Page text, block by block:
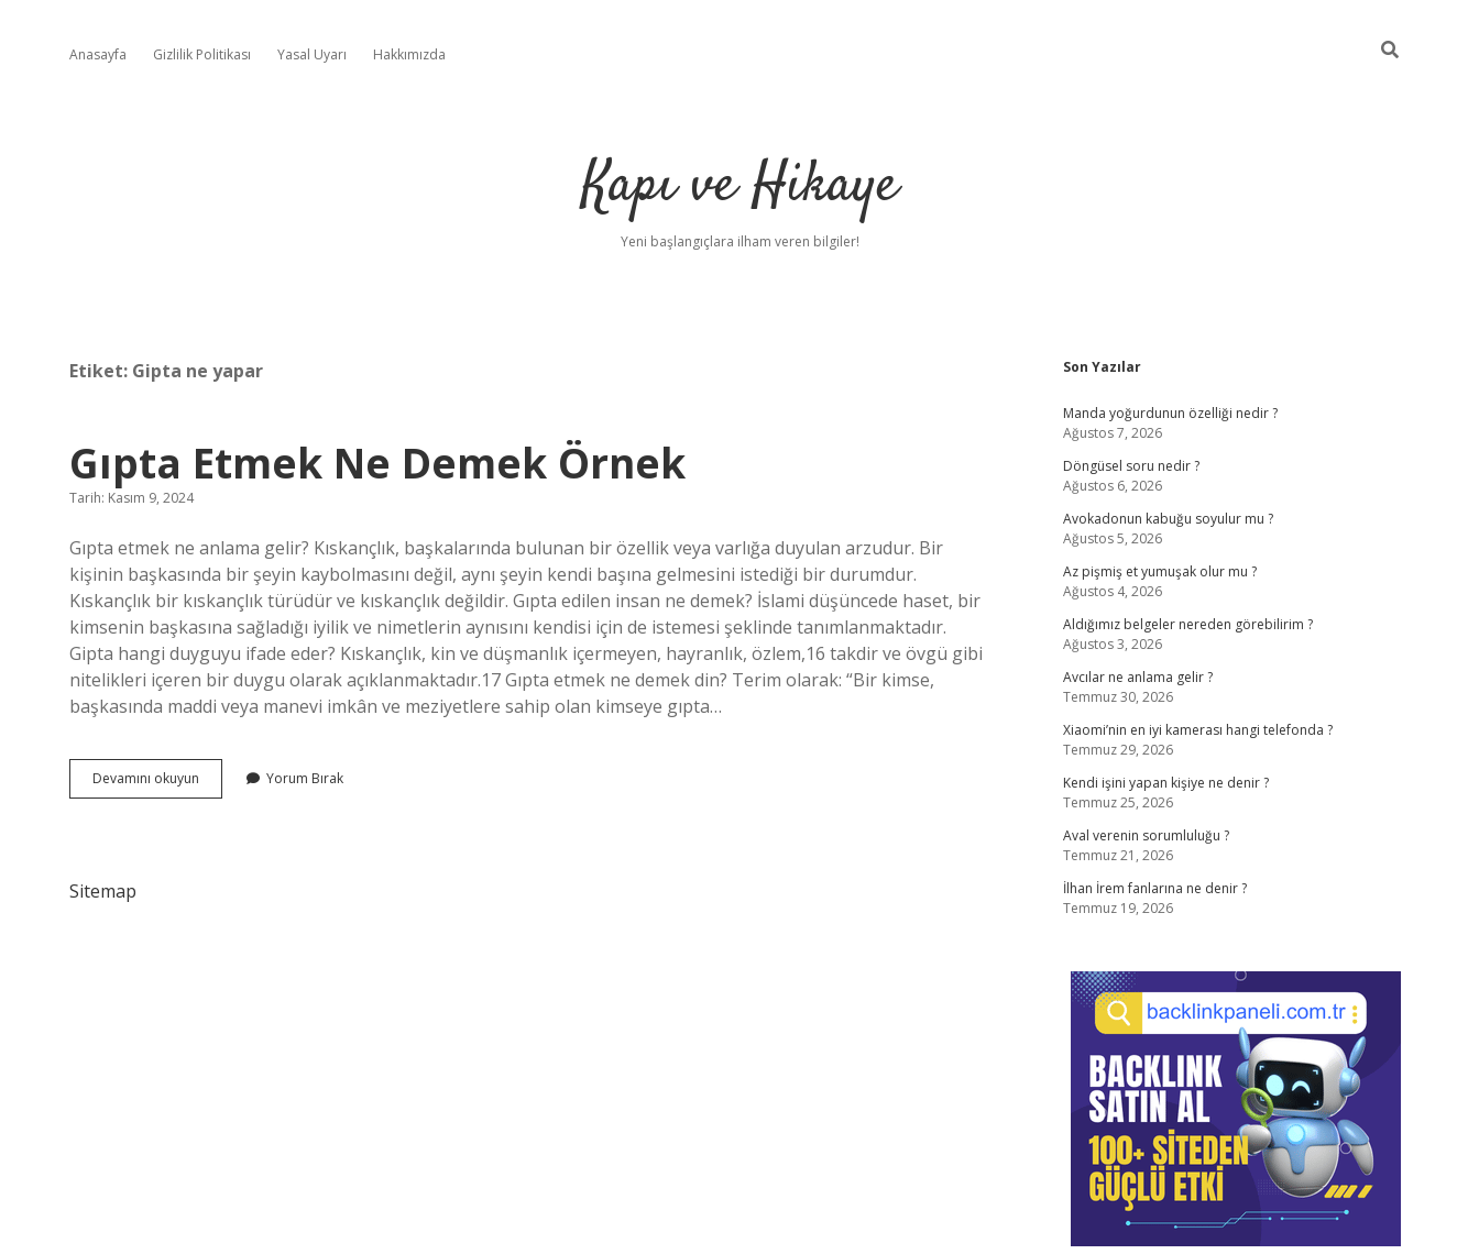
Anasayfa Gizlilik Politikası Yasal Uyarı Hakkımızda
Kapı ve Hikaye
Yeni başlangıçlara ilham veren bilgiler!
Etiket: Gipta ne yapar
Gıpta Etmek Ne Demek Örnek
Tarih: Kasım 9, 2024
Gıpta etmek ne anlama gelir? Kıskançlık, başkalarında bulunan bir özellik veya varlığa duyulan arzudur. Bir
kişinin başkasında bir şeyin kaybolmasını değil, aynı şeyin kendi başına gelmesini istediği bir durumdur.
Kıskançlık bir kıskançlık türüdür ve kıskançlık değildir. Gıpta edilen insan ne demek? İslami düşüncede haset, bir
kimsenin başkasına sağladığı iyilik ve nimetlerin aynısını kendisi için de istemesi şeklinde tanımlanmaktadır.
Gipta hangi duyguyu ifade eder? Kıskançlık, kin ve düşmanlık içermeyen, hayranlık, özlem,16 takdir ve övgü gibi
nitelikleri içeren bir duygu olarak açıklanmaktadır.17 Gıpta etmek ne demek din? Terim olarak: “Bir kimse,
başkasında maddi veya manevi imkân ve meziyetlere sahip olan kimseye gıpta…
Devamını okuyun
Etmek
Yorum Bırak
Sitemap
Sidebar
Son Yazılar
Manda yoğurdunun özelliği nedir ?
Ağustos 7, 2026
Döngüsel soru nedir ?
Ağustos 6, 2026
Avokadonun kabuğu soyulur mu ?
Ağustos 5, 2026
Az pişmiş et yumuşak olur mu ?
Ağustos 4, 2026
Aldığımız belgeler nereden görebilirim ?
Ağustos 3, 2026
Avcılar ne anlama gelir ?
Temmuz 30, 2026
Xiaomi’nin en iyi kamerası hangi telefonda ?
Temmuz 29, 2026
Kendi işini yapan kişiye ne denir ?
Temmuz 25, 2026
Aval verenin sorumluluğu ?
Temmuz 21, 2026
İlhan İrem fanlarına ne denir ?
Temmuz 19, 2026